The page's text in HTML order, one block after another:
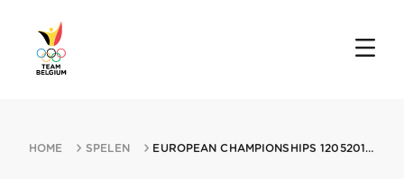
HOME SPELEN EUROPEAN CHAMPIONSHIPS 12052018 KAZAN